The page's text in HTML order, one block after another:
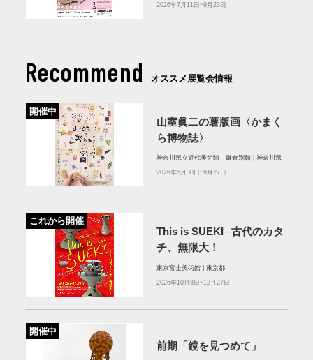
2026年7月11日~9月23日
Recommend オススメ展覧会情報
開催中
山室眞二の薯版画〈かまく
ら博物誌〉
神奈川県立近代美術館 鎌倉別館 | 神奈川県
2026年5月30日~9月27日
これから開催
This is SUEKI─古代のカタ
チ、無限大！
東京富士美術館 | 東京都
2026年10月3日~12月27日
開催中
前期「鏡を見つめて」